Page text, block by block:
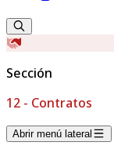
Sección
12 - Contratos
Abrir menú lateral